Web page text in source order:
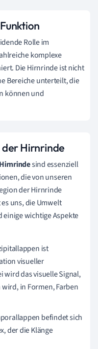
Rolle im
komplexe
Die Hirnrinde ist nicht
Bereiche unterteilt, die
können und
der Hirnrinde
Hirnrindesind essenziell
die von unseren
der Hirnrinde
uns, die Umwelt
wichtige Aspekte
ist
visueller
wird das visuelle Signal,
in Formen, Farben
befindet sich
der die Klänge